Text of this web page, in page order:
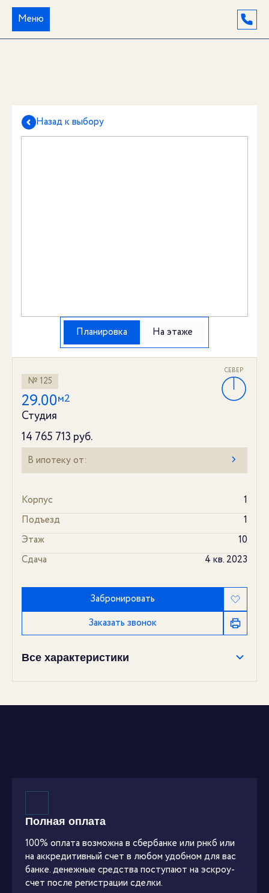
Меню
Назад к выбору
Планировка На этаже
СЕВЕР
№ 125
29.00м2
Студия
14 765 713 руб.
В ипотеку от:
Корпус
1
Подъезд
1
Этаж
10
Сдача
4 кв. 2023
Забронировать
Заказать звонок
Все характеристики
Полная оплата
100% оплата возможна в сбербанке или рнкб или
на аккредитивный счет в любом удобном для вас
банке. денежные средства поступают на эскроу-
счет после регистрации сделки.